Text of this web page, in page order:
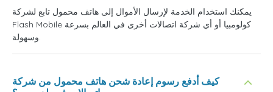
يمكنك استخدام الخدمة لإرسال الأموال إلى هاتف محمول تابع لشركة
Flash Mobile كولومبيا أو أي شركة اتصالات أخرى في العالم بسرعة
وسهولة.
كيف أدفع رسوم إعادة شحن هاتف محمول من شركة